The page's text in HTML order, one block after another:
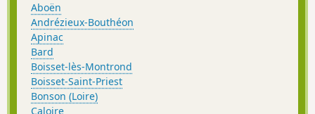
Aboën
Andrézieux-Bouthéon
Apinac
Bard
Boisset-lès-Montrond
Boisset-Saint-Priest
Bonson (Loire)
Caloire